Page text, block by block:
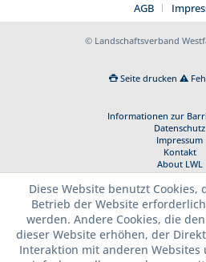
AGB
© Landschaftsverband
Seite drucken
Informationen zur
Datenschutz
Impressum
Kontakt
About LWL
Diese Website benutzt
Betrieb der Website
werden. Andere Cookies, die
dieser Website erhöhen, der
Interaktion mit anderen Websites